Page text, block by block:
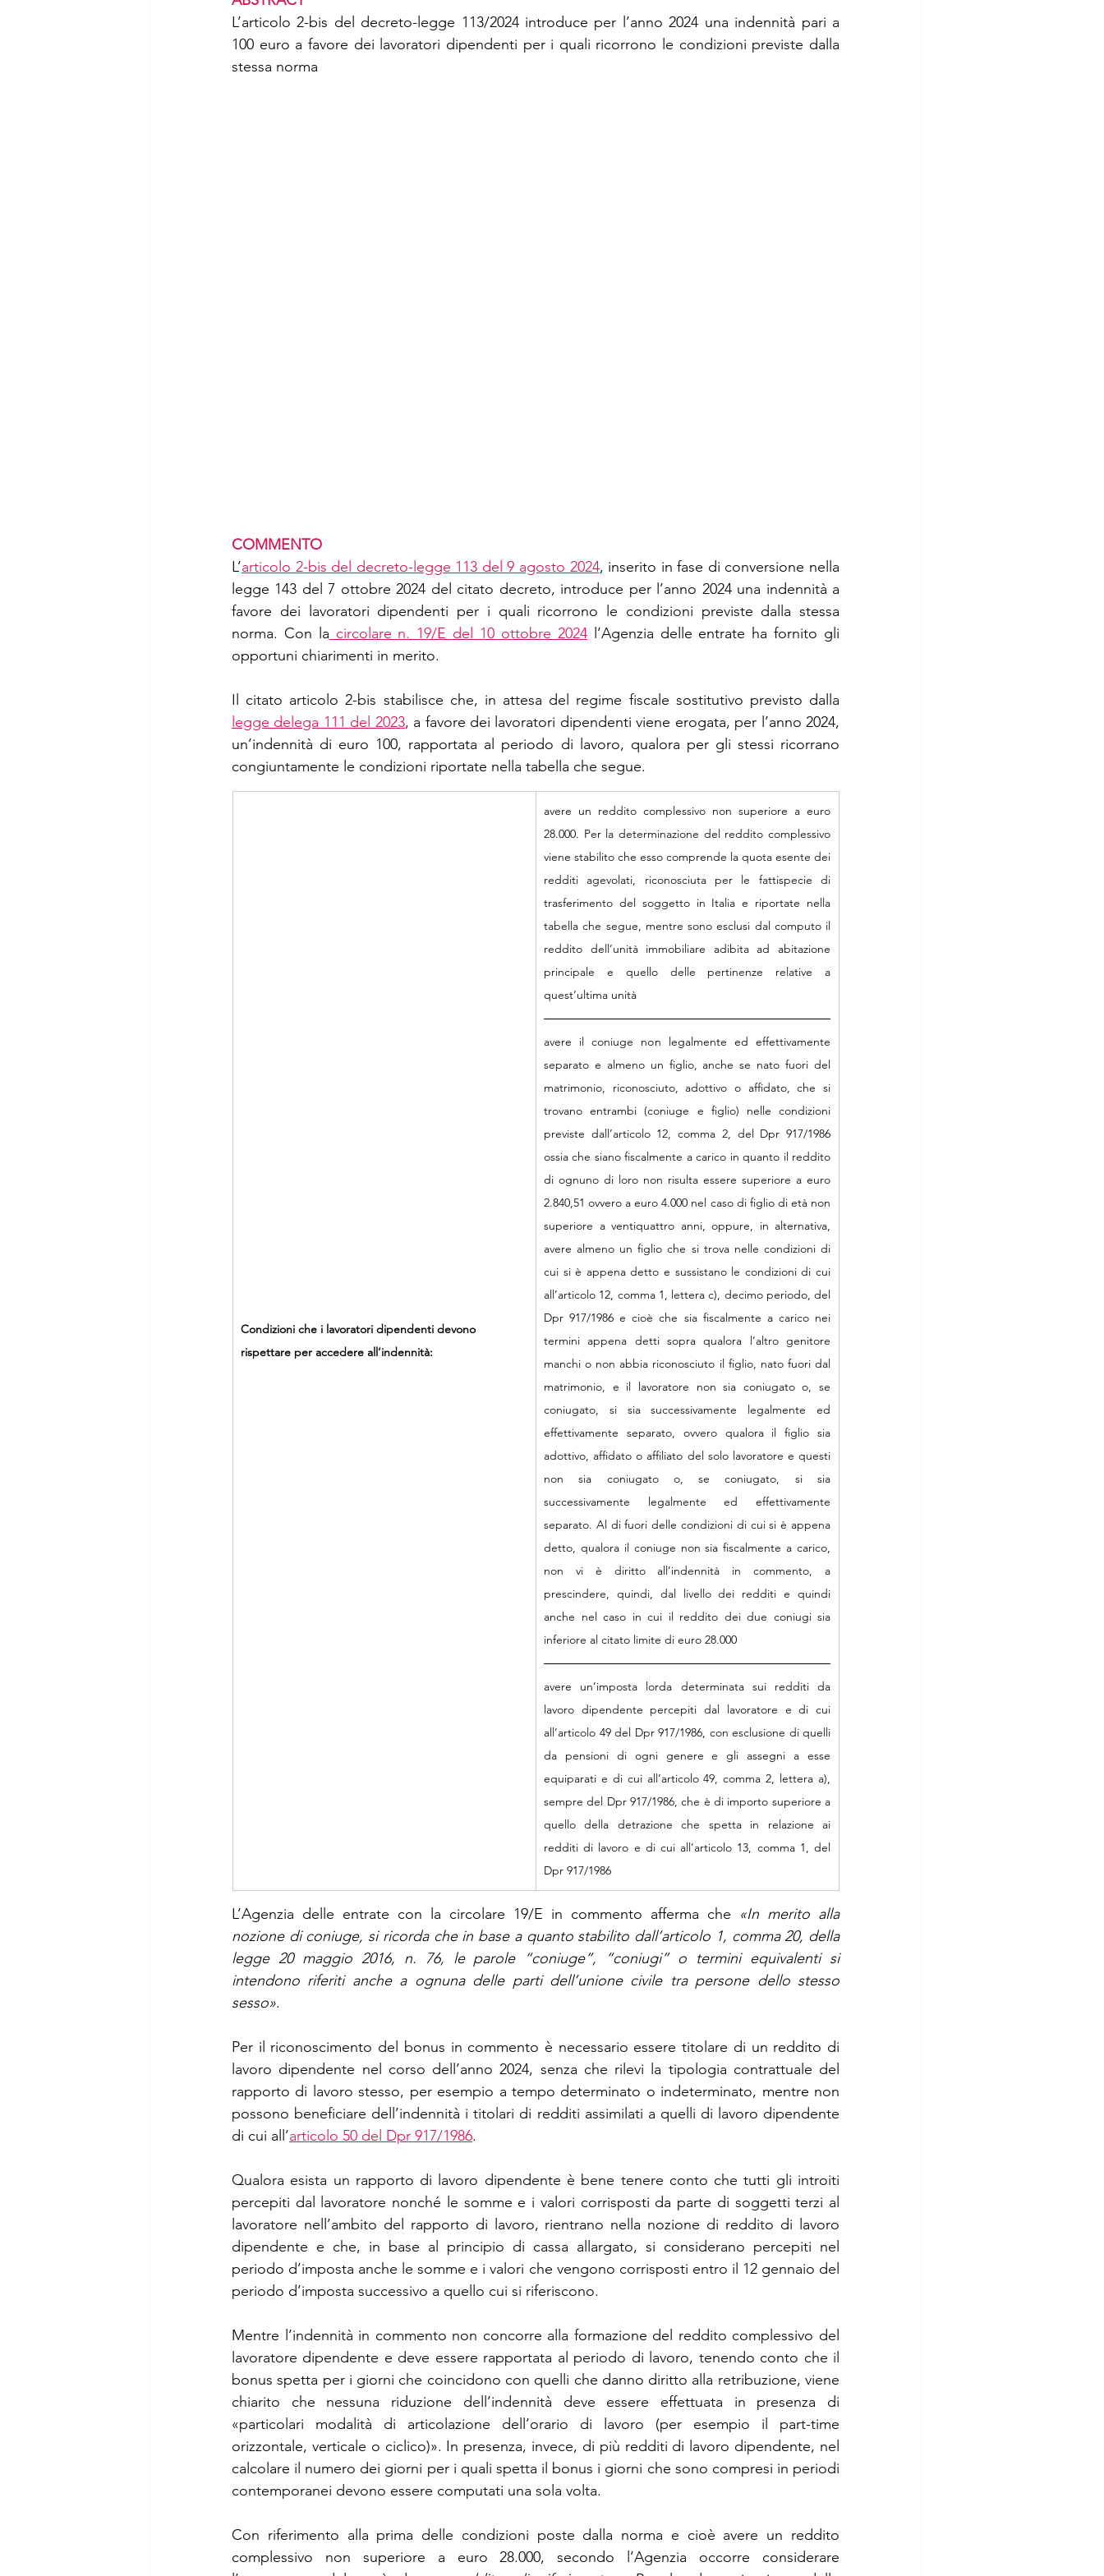
L’articolo 2-bis del decreto-legge 113/2024 introduce per l’anno 2024 una indennità pari a
100 euro a favore dei lavoratori dipendenti per i quali ricorrono le condizioni previste dalla
stessa norma
COMMENTO
L’articolo 2-bis del decreto-legge 113 del 9 agosto 2024, inserito in fase di conversione nella
legge 143 del 7 ottobre 2024 del citato decreto, introduce per l’anno 2024 una indennità a
favore dei lavoratori dipendenti per i quali ricorrono le condizioni previste dalla stessa
norma. Con la circolare n. 19/E del 10 ottobre 2024 l’Agenzia delle entrate ha fornito gli
opportuni chiarimenti in merito.
legge delega 111 del 2023, a favore dei lavoratori dipendenti viene erogata, per l’anno 2024,
un’indennità di euro 100, rapportata al periodo di lavoro, qualora per gli stessi ricorrano
congiuntamente le condizioni riportate nella tabella che segue.
Condizioni che i lavoratori dipendenti devono
rispettare per accedere all’indennità:
avere un reddito complessivo non superiore a euro
28.000. Per la determinazione del reddito complessivo
viene stabilito che esso comprende la quota esente dei
redditi agevolati, riconosciuta per le fattispecie di
trasferimento del soggetto in Italia e riportate nella
tabella che segue, mentre sono esclusi dal computo il
reddito dell’unità immobiliare adibita ad abitazione
principale e quello delle pertinenze relative a
quest’ultima unità
avere il coniuge non legalmente ed effettivamente
separato e almeno un figlio, anche se nato fuori del
matrimonio, riconosciuto, adottivo o affidato, che si
trovano entrambi (coniuge e figlio) nelle condizioni
previste dall’articolo 12, comma 2, del Dpr 917/1986
ossia che siano fiscalmente a carico in quanto il reddito
di ognuno di loro non risulta essere superiore a euro
2.840,51 ovvero a euro 4.000 nel caso di figlio di età non
superiore a ventiquattro anni, oppure, in alternativa,
avere almeno un figlio che si trova nelle condizioni di
cui si è appena detto e sussistano le condizioni di cui
all’articolo 12, comma 1, lettera c), decimo periodo, del
Dpr 917/1986 e cioè che sia fiscalmente a carico nei
termini appena detti sopra qualora l’altro genitore
manchi o non abbia riconosciuto il figlio, nato fuori dal
matrimonio, e il lavoratore non sia coniugato o, se
coniugato, si sia successivamente legalmente ed
effettivamente separato, ovvero qualora il figlio sia
adottivo, affidato o affiliato del solo lavoratore e questi
non sia coniugato o, se coniugato, si sia
successivamente legalmente ed effettivamente
separato. Al di fuori delle condizioni di cui si è appena
detto, qualora il coniuge non sia fiscalmente a carico,
non vi è diritto all’indennità in commento, a
prescindere, quindi, dal livello dei redditi e quindi
anche nel caso in cui il reddito dei due coniugi sia
inferiore al citato limite di euro 28.000
avere un’imposta lorda determinata sui redditi da
lavoro dipendente percepiti dal lavoratore e di cui
all’articolo 49 del Dpr 917/1986, con esclusione di quelli
da pensioni di ogni genere e gli assegni a esse
equiparati e di cui all’articolo 49, comma 2, lettera a),
sempre del Dpr 917/1986, che è di importo superiore a
quello della detrazione che spetta in relazione ai
redditi di lavoro e di cui all’articolo 13, comma 1, del
Dpr 917/1986
L’Agenzia delle entrate con la circolare 19/E in commento afferma che «In merito alla
nozione di coniuge, si ricorda che in base a quanto stabilito dall’articolo 1, comma 20, della
legge 20 maggio 2016, n. 76, le parole “coniuge”, “coniugi” o termini equivalenti si
intendono riferiti anche a ognuna delle parti dell’unione civile tra persone dello stesso
sesso».
Per il riconoscimento del bonus in commento è necessario essere titolare di un reddito di
lavoro dipendente nel corso dell’anno 2024, senza che rilevi la tipologia contrattuale del
rapporto di lavoro stesso, per esempio a tempo determinato o indeterminato, mentre non
possono beneficiare dell’indennità i titolari di redditi assimilati a quelli di lavoro dipendente
di cui all’articolo 50 del Dpr 917/1986.
Qualora esista un rapporto di lavoro dipendente è bene tenere conto che tutti gli introiti
percepiti dal lavoratore nonché le somme e i valori corrisposti da parte di soggetti terzi al
lavoratore nell’ambito del rapporto di lavoro, rientrano nella nozione di reddito di lavoro
dipendente e che, in base al principio di cassa allargato, si considerano percepiti nel
periodo d’imposta anche le somme e i valori che vengono corrisposti entro il 12 gennaio del
periodo d’imposta successivo a quello cui si riferiscono.
Mentre l’indennità in commento non concorre alla formazione del reddito complessivo del
lavoratore dipendente e deve essere rapportata al periodo di lavoro, tenendo conto che il
bonus spetta per i giorni che coincidono con quelli che danno diritto alla retribuzione, viene
chiarito che nessuna riduzione dell’indennità deve essere effettuata in presenza di
«particolari modalità di articolazione dell’orario di lavoro (per esempio il part-time
orizzontale, verticale o ciclico)». In presenza, invece, di più redditi di lavoro dipendente, nel
calcolare il numero dei giorni per i quali spetta il bonus i giorni che sono compresi in periodi
contemporanei devono essere computati una sola volta.
Con riferimento alla prima delle condizioni poste dalla norma e cioè avere un reddito
complessivo non superiore a euro 28.000, secondo l’Agenzia occorre considerare